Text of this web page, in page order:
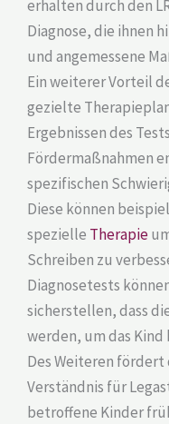
erhalten durch den
Diagnose, die ihnen
und angemessene
Ein weiterer Vorteil
gezielte
Ergebnissen des
Fördermaßnahmen
spezifischen
Diese können
spezielle Therapie
Schreiben zu
Diagnosetests
sicherstellen, dass
werden, um das
Des Weiteren fördert
Verständnis für
betroffene Kinder